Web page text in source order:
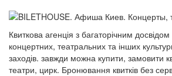
Квиткова агенція з багаторічним
концертних, театральних та інших
заходів. завжди можна купити, замовити
театри, цирк. Бронювання квитків без